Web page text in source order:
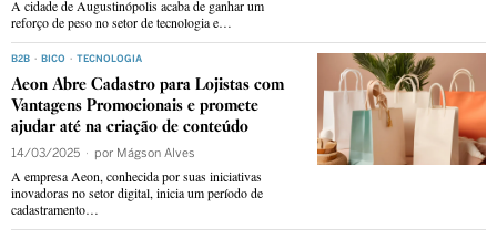
A cidade de Augustinópolis acaba de ganhar um
reforço de peso no setor de tecnologia e…
B2B · BICO · TECNOLOGIA
Aeon Abre Cadastro para Lojistas com
Vantagens Promocionais e promete
ajudar até na criação de conteúdo
14/03/2025 por Mágson Alves
A empresa Aeon, conhecida por suas iniciativas
inovadoras no setor digital, inicia um período de
cadastramento…